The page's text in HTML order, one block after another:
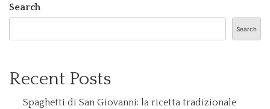
Search
Search
Recent Posts
Spaghetti di San Giovanni: la ricetta tradizionale